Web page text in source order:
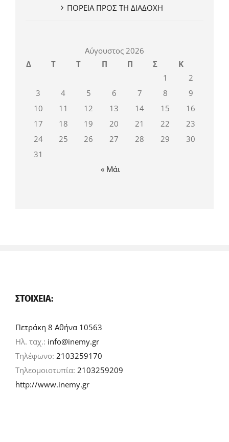
ΠΟΡΕΙΑ ΠΡΟΣ ΤΗ ΔΙΑΔΟΧΗ
Αύγουστος 2026
Δ
Τ Τ Π Π Σ
Κ
1
2
3
4 5 6 7 8
9
10
11 12 13 14 15
16
17
18 19 20 21 22
23
24
25 26 27 28 29
30
31
« Μάι
ΣΤΟΙΧΕΊΑ:
Πετράκη 8 Αθήνα 10563
Ηλ. ταχ.: info@inemy.gr
Τηλέφωνο: 2103259170
Τηλεομοιοτυπία: 2103259209
http://www.inemy.gr